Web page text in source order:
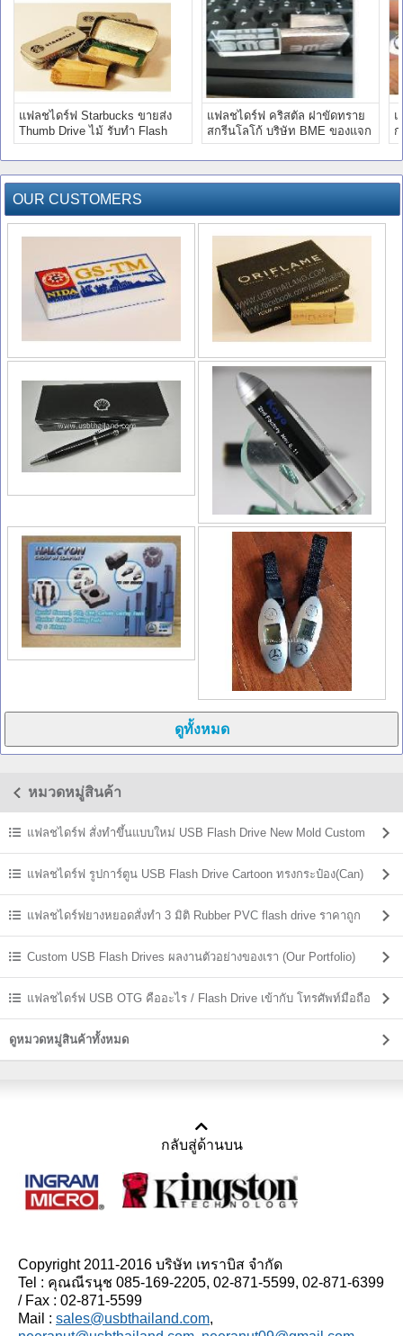
แฟลชไดร์ฟ Starbucks ขายส่ง
Thumb Drive ไม้ รับทำ Flash
Drive ราคาส่ง
แฟลชไดร์ฟ คริสตัล ฝาขัดทราย
สกรีนโลโก้ บริษัท BME ของแจก
ราคาโรงงาน
OUR CUSTOMERS
หมวดหมู่สินค้า
แฟลชไดร์ฟ สั่งทำขึ้นแบบใหม่ USB Flash Drive New Mold Custom
Shapedแฟลชไดร์ฟ รูปการ์ตูน USB Flash Drive Cartoon ทรงกระป๋อง(Can)
แฟลชไดร์ฟยางหยอดสั่งทำ 3 มิติ Rubber PVC flash drive ราคาถูก
Custom USB Flash Drives ผลงานตัวอย่างของเรา (Our Portfolio)
แฟลชไดร์ฟ USB OTG คืออะไร / Flash Drive เข้ากับ โทรศัพท์มือถือ
ดูหมวดหมู่สินค้าทั้งหมด
กลับสู่ด้านบน
Copyright 2011-2016 บริษัท เทราบิส จำกัด
Tel : คุณณีรนุช 085-169-2205, 02-871-5599, 02-871-6399
/ Fax : 02-871-5599
Mail : sales@usbthailand.com,